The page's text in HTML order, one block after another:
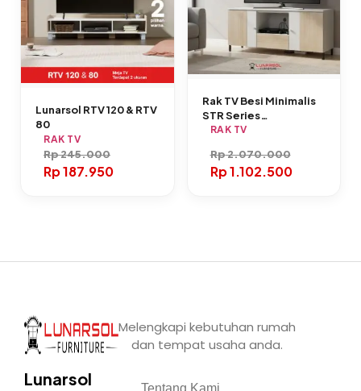
Lunarsol RTV 120 & RTV
80
RAK TV
Rp245.000
Rp187.950
Rak TV Besi Minimalis
STR Series
(120/140/160cm) |
RAK TV
Rp2.070.000
Rp1.102.500
Melengkapi kebutuhan rumah
dan tempat usaha anda.
Lunarsol Tentang Kami